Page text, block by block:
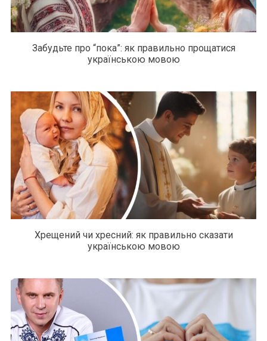
Забудьте про “пока”: як правильно прощатися
українською мовою
Хрещений чи хресний: як правильно сказати
українською мовою